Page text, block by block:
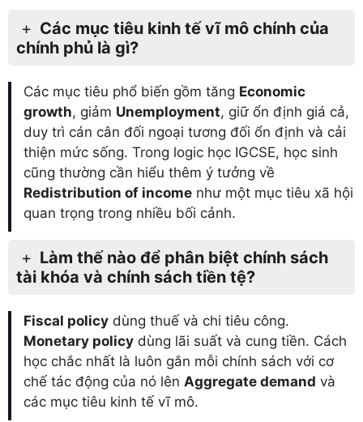
Các mục tiêu kinh tế vĩ mô chính của
chính phủ là gì?
Các mục tiêu phổ biến gồm tăng Economic
growth, giảm Unemployment, giữ ổn định giá cả,
duy trì cán cân đối ngoại tương đối ổn định và cải
thiện mức sống. Trong logic học IGCSE, học sinh
cũng thường cần hiểu thêm ý tưởng về
Redistribution of income như một mục tiêu xã hội
quan trọng trong nhiều bối cảnh.
Làm thế nào để phân biệt chính sách
tài khóa và chính sách tiền tệ?
Fiscal policy dùng thuế và chi tiêu công.
Monetary policy dùng lãi suất và cung tiền. Cách
học chắc nhất là luôn gắn mỗi chính sách với cơ
chế tác động của nó lên Aggregate demand và
các mục tiêu kinh tế vĩ mô.